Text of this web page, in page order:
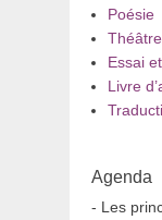
Poésie
Théâtre
Essai
Livre
Agenda
- Les